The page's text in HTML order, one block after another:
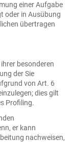
einer Aufgabe
oder in Ausübung
übertragen
besonderen
der Sie
von Art. 6
dies gilt
Profiling.
er kann
nachweisen,